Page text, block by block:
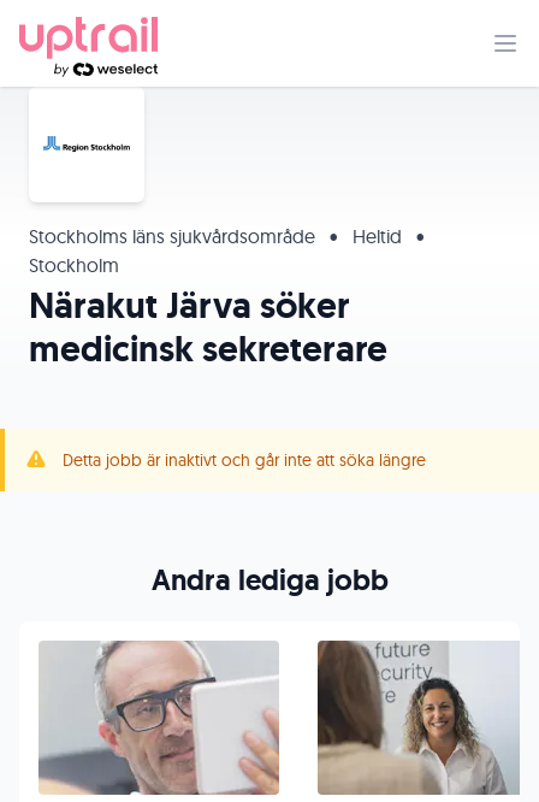
Stockholms läns sjukvårdsområde • Heltid
•
Stockholm
Närakut Järva söker
medicinsk sekreterare
Detta jobb är inaktivt och går inte att söka längre
Andra lediga jobb